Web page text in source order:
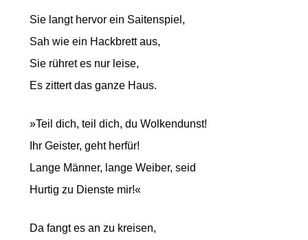
Sie langt hervor ein Saitenspiel,
Sah wie ein Hackbrett aus,
Sie rühret es nur leise,
Es zittert das ganze Haus.
»Teil dich, teil dich, du Wolkendunst!
Ihr Geister, geht herfür!
Lange Männer, lange Weiber, seid
Hurtig zu Dienste mir!«
Da fangt es an zu kreisen,